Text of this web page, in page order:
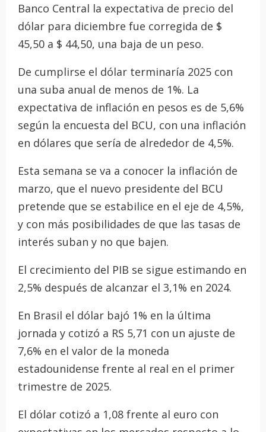
Banco Central la expectativa de precio del
dólar para diciembre fue corregida de $
45,50 a $ 44,50, una baja de un peso.
De cumplirse el dólar terminaría 2025 con
una suba anual de menos de 1%. La
expectativa de inflación en pesos es de 5,6%
según la encuesta del BCU, con una inflación
en dólares que sería de alrededor de 4,5%.
Esta semana se va a conocer la inflación de
marzo, que el nuevo presidente del BCU
pretende que se estabilice en el eje de 4,5%,
y con más posibilidades de que las tasas de
interés suban y no que bajen.
El crecimiento del PIB se sigue estimando en
2,5% después de alcanzar el 3,1% en 2024.
En Brasil el dólar bajó 1% en la última
jornada y cotizó a RS 5,71 con un ajuste de
7,6% en el valor de la moneda
estadounidense frente al real en el primer
trimestre de 2025.
El dólar cotizó a 1,08 frente al euro con